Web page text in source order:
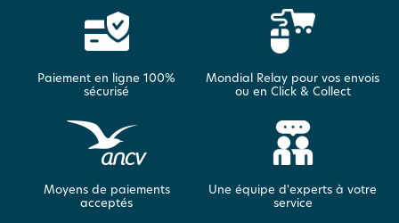
Paiement en ligne 100%
sécurisé
Mondial Relay pour vos envois
ou en Click & Collect
Moyens de paiements
acceptés
Une équipe d'experts à votre
service